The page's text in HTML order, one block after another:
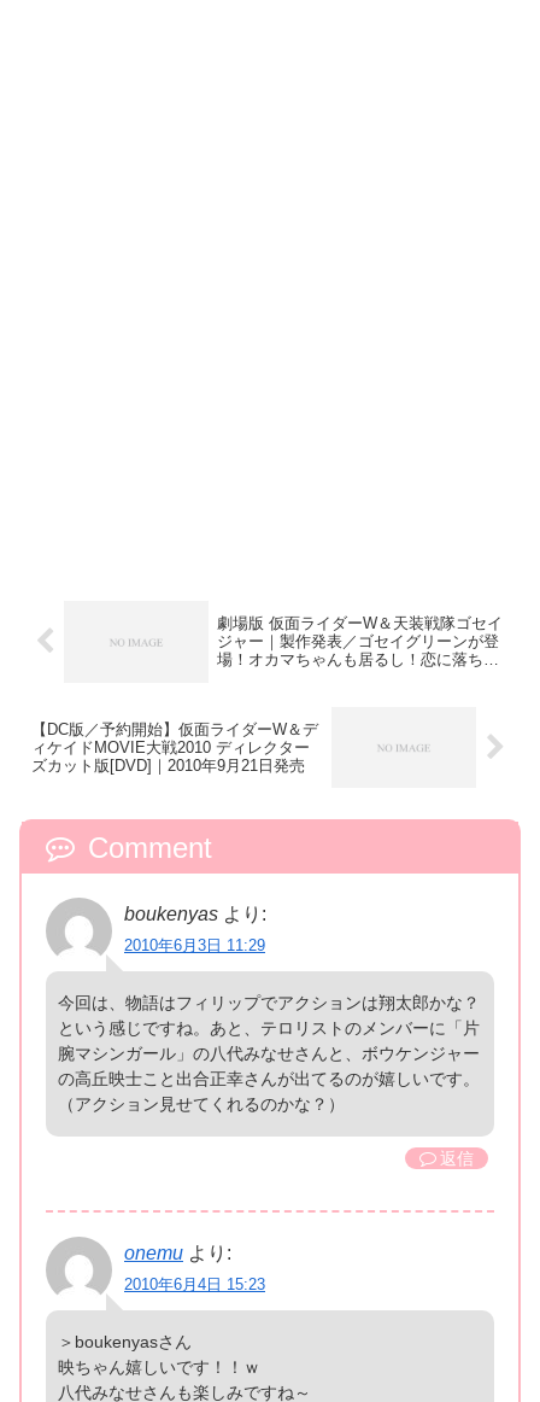
劇場版 仮面ライダーW＆天装戦隊ゴセイ
ジャー｜製作発表／ゴセイグリーンが登
場！オカマちゃんも居るし！恋に落ちる
【DC版／予約開始】仮面ライダーW＆デ
ィケイドMOVIE大戦2010 ディレクター
ズカット版[DVD]｜2010年9月21日発売
Comment
boukenyas より:
2010年6月3日 11:29
今回は、物語はフィリップでアクションは翔太郎かな？
という感じですね。あと、テロリストのメンバーに「片
腕マシンガール」の八代みなせさんと、ボウケンジャー
の高丘映士こと出合正幸さんが出てるのが嬉しいです。
（アクション見せてくれるのかな？）
返信
onemu より:
2010年6月4日 15:23
＞boukenyasさん
映ちゃん嬉しいです！！ｗ
八代みなせさんも楽しみですね～